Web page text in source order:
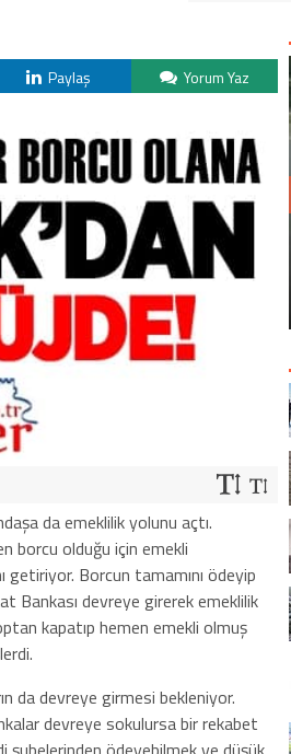
Paylaş Yorum Yaz
da emeklilik yolunu açtı.
borcu olduğu için emekli
getiriyor. Borcun tamamını ödeyip
Bankası devreye girerek emeklilik
kapatıp hemen emekli olmuş
da devreye girmesi bekleniyor.
devreye sokulursa bir rekabet